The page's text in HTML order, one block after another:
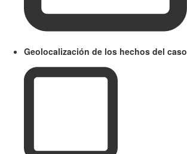
Geolocalización de los hechos del caso